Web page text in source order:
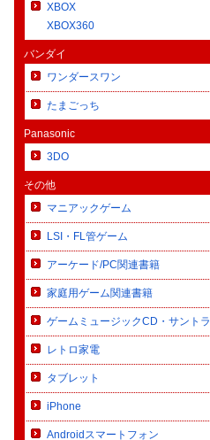
XBOX
XBOX360
バンダイ
ワンダースワン
たまごっち
Panasonic
3DO
その他
マニアックゲーム
LSI・FL管ゲーム
アーケード/PC関連書籍
家庭用ゲーム関連書籍
ゲームミュージックCD・サントラ
レトロ家電
タブレット
iPhone
Androidスマートフォン